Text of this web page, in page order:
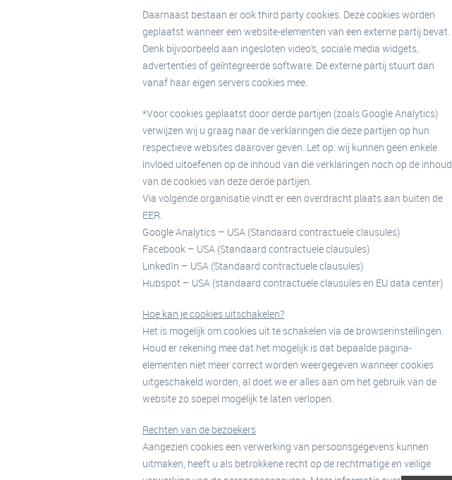
Daarnaast bestaan er ook third party cookies. Deze cookies worden
geplaatst wanneer een website-elementen van een externe partij bevat.
Denk bijvoorbeeld aan ingesloten video’s, sociale media widgets,
advertenties of geïntegreerde software. De externe partij stuurt dan
vanaf haar eigen servers cookies mee.
*Voor cookies geplaatst door derde partijen (zoals Google Analytics)
verwijzen wij u graag naar de verklaringen die deze partijen op hun
respectieve websites daarover geven. Let op: wij kunnen geen enkele
invloed uitoefenen op de inhoud van die verklaringen noch op de inhoud
van de cookies van deze derde partijen.
Via volgende organisatie vindt er een overdracht plaats aan buiten de
EER.
Google Analytics – USA (Standaard contractuele clausules)
Facebook – USA (Standaard contractuele clausules)
LinkedIn – USA (Standaard contractuele clausules)
Hubspot – USA (standaard contractuele clausules en EU data center)
Hoe kan je cookies uitschakelen?
Het is mogelijk om cookies uit te schakelen via de browserinstellingen.
Houd er rekening mee dat het mogelijk is dat bepaalde pagina-
elementen niet meer correct worden weergegeven wanneer cookies
uitgeschakeld worden, al doet we er alles aan om het gebruik van de
website zo soepel mogelijk te laten verlopen.
Rechten van de bezoekers
Aangezien cookies een verwerking van persoonsgegevens kunnen
uitmaken, heeft u als betrokkene recht op de rechtmatige en veilige